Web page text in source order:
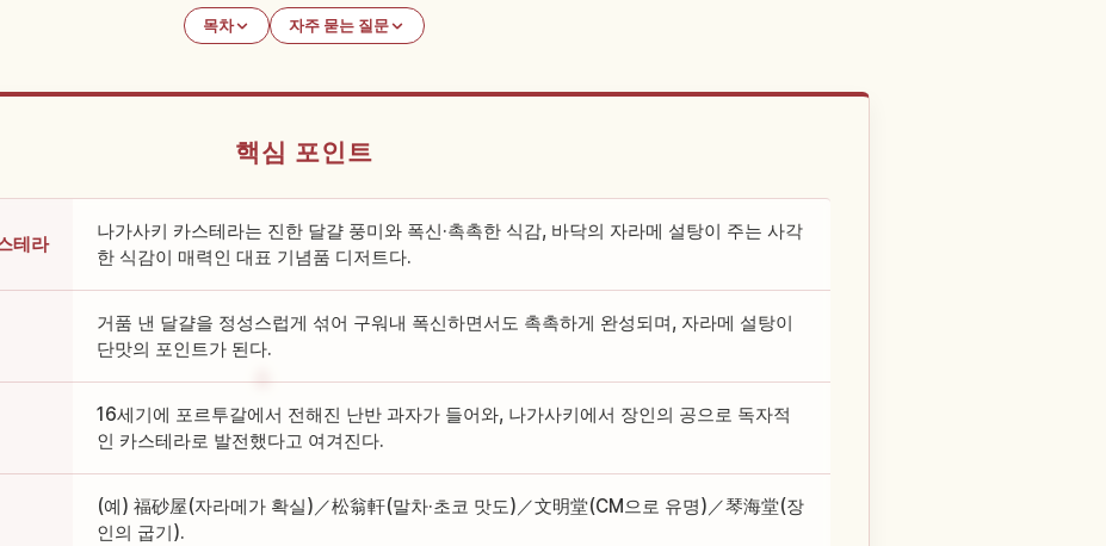
목차 자주 묻는 질문
핵심 포인트
테라
나가사키 카스테라는 진한 달걀 풍미와 폭신·촉촉한 식감, 바닥의 자라메 설탕이 주는 사각
한 식감이 매력인 대표 기념품 디저트다.
거품 낸 달걀을 정성스럽게 섞어 구워내 폭신하면서도 촉촉하게 완성되며, 자라메 설탕이
단맛의 포인트가 된다.
16세기에 포르투갈에서 전해진 난반 과자가 들어와, 나가사키에서 장인의 공으로 독자적
인 카스테라로 발전했다고 여겨진다.
(예) 福砂屋(자라메가 확실)／松翁軒(말차·초코 맛도)／文明堂(CM으로 유명)／琴海堂(장
인의 굽기).